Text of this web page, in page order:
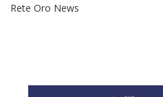
Rete Oro News